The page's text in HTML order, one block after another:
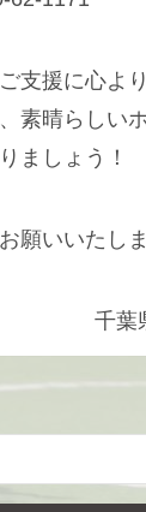
支援に心よ
素晴らしい
ましょう！
願いいたしま
千葉